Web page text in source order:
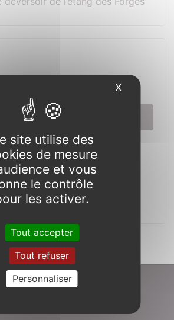
site utilise des
de mesure
et vous
le contrôle
les activer.
Tout accepter
Tout refuser
Personnaliser
X Masquer